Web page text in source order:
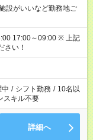
がいいなど勤務地ご
～09:00 ※ 上記
さい！
/ シフト勤務 / 10名以
スキル不要
詳細へ